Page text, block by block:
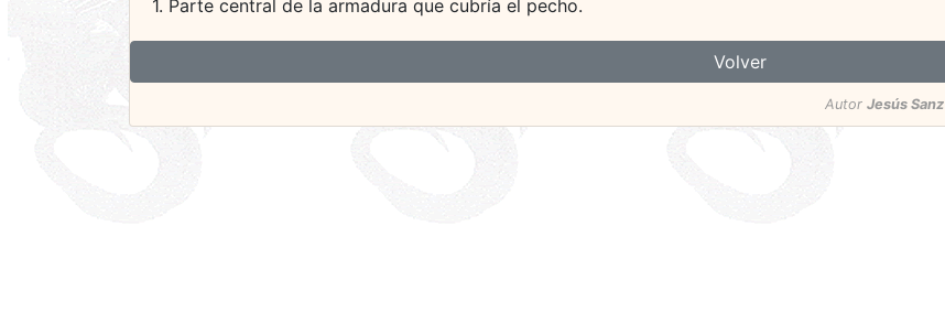
1. Parte central de la armadura que cubría el pecho.
Volver
Autor Jesús